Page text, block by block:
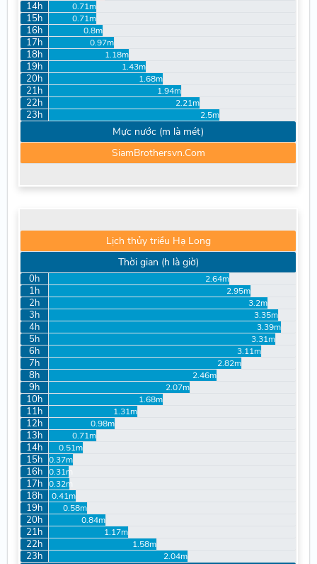
14h 0.71m
15h 0.71m
16h 0.8m
17h 0.97m
18h 1.18m
19h 1.43m
20h 1.68m
21h 1.94m
22h 2.21m
23h 2.5m
Mực nước (m là mét)
SiamBrothersvn.Com
Lịch thủy triều Hạ Long
Thời gian (h là giờ)
0h 2.64m
1h 2.95m
2h 3.2m
3h 3.35m
4h 3.39m
5h 3.31m
6h 3.11m
7h 2.82m
8h 2.46m
9h 2.07m
10h 1.68m
11h 1.31m
12h 0.98m
13h 0.71m
14h 0.51m
15h 0.37m
16h 0.31m
17h 0.32m
18h 0.41m
19h 0.58m
20h 0.84m
21h 1.17m
22h 1.58m
23h 2.04m